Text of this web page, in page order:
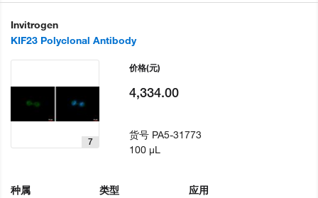
Invitrogen
KIF23 Polyclonal Antibody
7
种属
类型
应用
价格(元)
4,334.00
货号 PA5-31773
100 µL